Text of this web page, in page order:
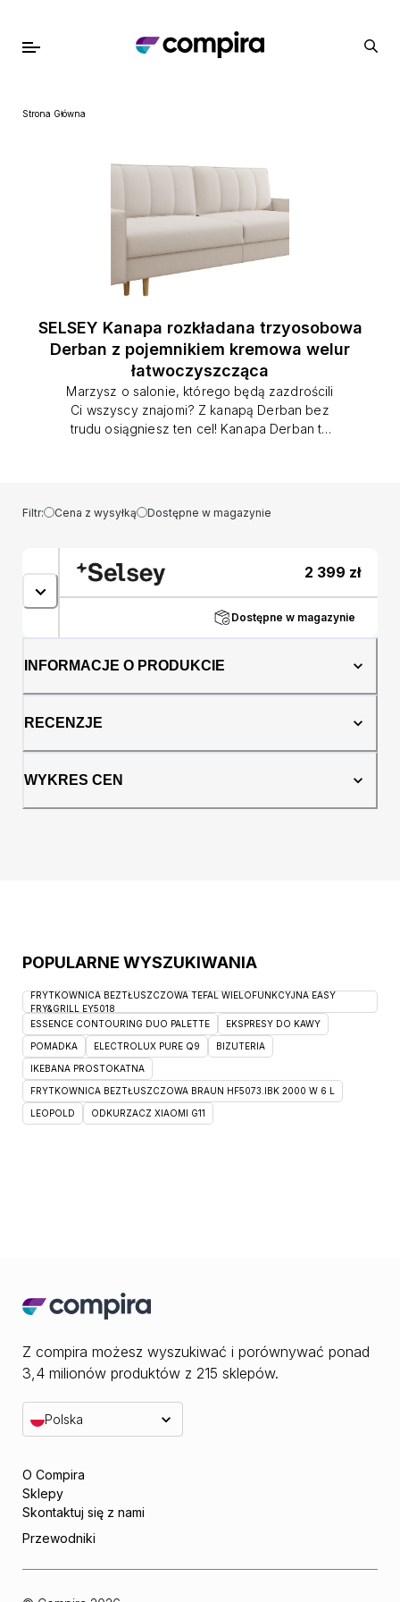
Strona Główna
SELSEY Kanapa rozkładana trzyosobowa
Derban z pojemnikiem kremowa welur
łatwoczyszcząca
Marzysz o salonie, którego będą zazdrościli
Ci wszyscy znajomi? Z kanapą Derban bez
trudu osiągniesz ten cel! Kanapa Derban to
zatem delikatnymi, pionowymi przeszyciami
obecnymi na poduchach i boczkach, a także
subtelnie uatrakcyjni Twoją kompozycję i
doda jej wdzięku, czyniąc z Twojego salonu
wspaniałe odzwierciedleniem aktualnych
trendów. Derban sprawdzi się także w pokoju
Twojej pociechy lub w pokoju gościnnym,
relaksowi. Czasami odwiedzający Cię bliscy
chcą u Ciebie przenocować? Dzięki kanapie
sprawnie przemienisz ją bowiem w wygodne
łóżko (powierzchnia spania 190x145cm)
sen. Nowoczesny automat wspomagający
rozsuwanie znacznie ułatwi tę czynność i
Filtr: Cena z wysyłką Dostępne w magazynie
2 399 zł
Dostępne w magazynie
INFORMACJE O PRODUKCIE
RECENZJE
WYKRES CEN
POPULARNE WYSZUKIWANIA
FRYTKOWNICA BEZTŁUSZCZOWA TEFAL WIELOFUNKCYJNA EASY
FRY&GRILL EY5018
ESSENCE CONTOURING DUO PALETTE
EKSPRESY DO KAWY
POMADKA ELECTROLUX PURE Q9 BIZUTERIA
IKEBANA PROSTOKATNA
FRYTKOWNICA BEZTŁUSZCZOWA BRAUN HF5073.IBK 2000 W 6 L
LEOPOLD ODKURZACZ XIAOMI G11
Z compira możesz wyszukiwać i porównywać ponad
3,4 milionów produktów z 215 sklepów.
Polska
O Compira
Sklepy
Skontaktuj się z nami
Przewodniki